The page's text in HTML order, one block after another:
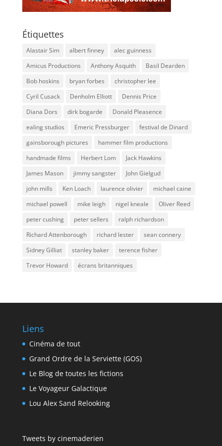
Étiquettes
Alastair Sim albert finney
alec guinness
Amicus Productions
Anthony Asquith
Basil Dearden
Bob hoskins
bryan forbes
christopher lee
Cyril Cusack
Denholm Elliott
Dennis Price
Diana Dors
dirk bogarde
Donald Pleasence
ealing studios
Emeric Pressburger
festival de Dinard
gainsborough pictures
hammer film productions
handmade films
Herbert Lom
Jack Hawkins
James Mason
jimmy sangster
John Gielgud
john mills
Ken Loach laurence olivier
michael caine
michael powell
mike leigh nigel kneale
Oliver Reed
peter cushing
peter sellers
ralph richardson
Richard Attenborough
richard lester
sean connery
Sidney Gilliat
stanley baker
terence fisher
Trevor Howard
écrans britanniques
Liens
Cinéma de tout
Grand Ordre de la Serviette (GOS)
Le Blog de toutes les fictions
Le Voyageur Galactique
Lou Alex Sand Relooking
Tweets by cinemaderien